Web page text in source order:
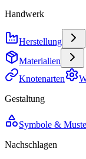
Handwerk
Herstellung
Materialien
Knotenarten
Gestaltung
Symbole &
Nachschlagen